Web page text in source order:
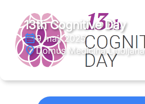
13th Cognitive Day
9 maj, 2025
Domus Medicina Ljubljana